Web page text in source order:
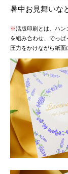
暑中お見舞いな
※活版印刷とは、ハン
を組み合わせ、でっぱ
圧力をかけながら紙面